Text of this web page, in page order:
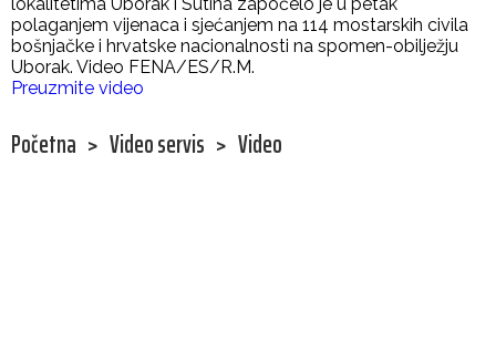
polaganjem vijenaca i sjećanjem na 114 mostarskih civila
bošnjačke i hrvatske nacionalnosti na spomen-obilježju
Uborak. Video FENA/ES/R.M.
Preuzmite video
Početna > Video servis > Video